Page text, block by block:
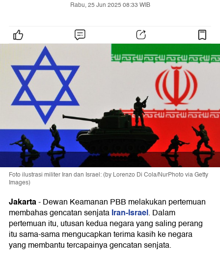
Rabu, 25 Jun 2025 08:33 WIB
Foto ilustrasi militer Iran dan Israel: (by Lorenzo Di Cola/NurPhoto via Getty
Images)
Jakarta-Dewan Keamanan PBB melakukan pertemuan
membahas gencatan senjataIran-Israel. Dalam
pertemuan itu, utusan kedua negara yang saling perang
itu sama-sama mengucapkan terima kasih ke negara
yang membantu tercapainya gencatan senjata.